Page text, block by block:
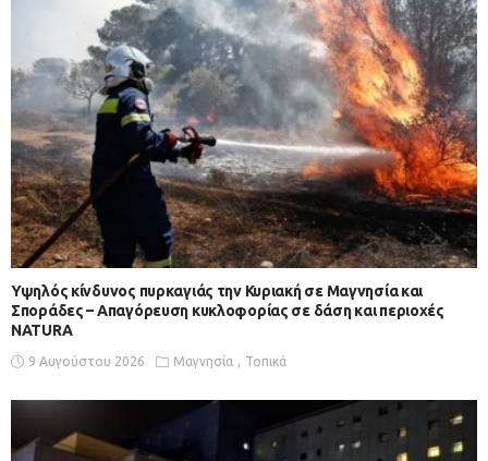
Υψηλός κίνδυνος πυρκαγιάς την Κυριακή σε Μαγνησία και
Σποράδες – Απαγόρευση κυκλοφορίας σε δάση και περιοχές
NATURA
9 Αυγούστου 2026 Μαγνησία Τοπικά